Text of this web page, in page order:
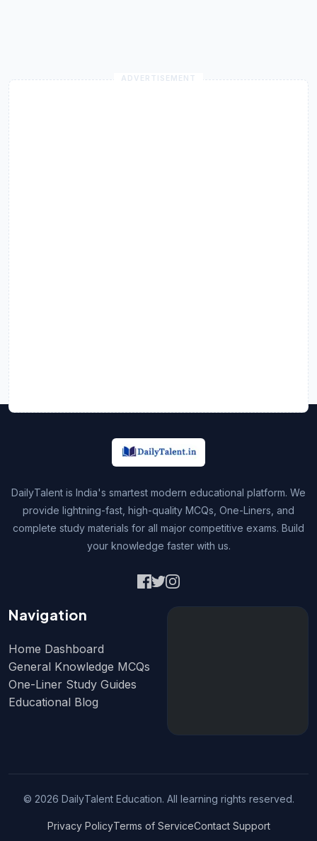
DailyTalent is India's smartest modern educational platform. We
provide lightning-fast, high-quality MCQs, One-Liners, and
complete study materials for all major competitive exams. Build
your knowledge faster with us.
Navigation
Home Dashboard
General Knowledge MCQs
One-Liner Study Guides
Educational Blog
© 2026 DailyTalent Education. All learning rights reserved.
Privacy PolicyTerms of ServiceContact Support